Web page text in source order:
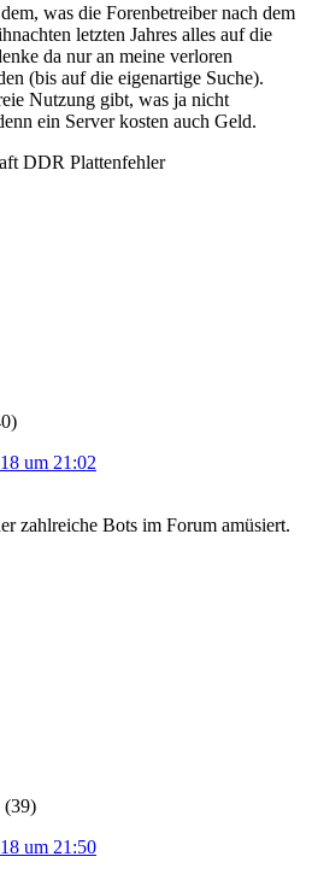
was die Forenbetreiber nach dem
letzten Jahres alles auf die
da nur an meine verloren
(bis auf die eigenartige Suche).
Nutzung gibt, was ja nicht
ein Server kosten auch Geld.
DDR Plattenfehler
um 21:02
zahlreiche Bots im Forum amüsiert.
(39)
um 21:50